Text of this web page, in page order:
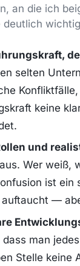
an die ich
deutlich
selten
keine
und
Wer weiß,
ist ein
—
dass man
Stelle keine